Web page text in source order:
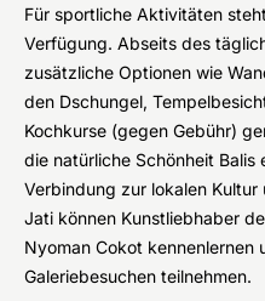
Für sportliche Aktivitäten
Verfügung. Abseits des
zusätzliche Optionen wie
den Dschungel,
Kochkurse (gegen Gebühr)
die natürliche Schönheit
Verbindung zur lokalen
Jati können Kunstliebhaber
Nyoman Cokot kennenlernen
Galeriebesuchen teilnehmen.